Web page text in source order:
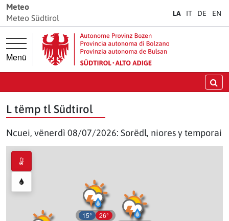
Jì diretamënter ala navigazion prinzipela
Jì diretamënter al cuntenut
Meteo
Meteo Südtirol
LA IT DE EN
Menü
L tëmp tl Südtirol
Ncuei, vënerdì 08/07/2026: Sorëdl, niores y temporai
15° 26°